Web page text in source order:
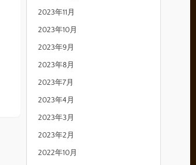
2023年11月
2023年10月
2023年9月
2023年8月
2023年7月
2023年4月
2023年3月
2023年2月
2022年10月